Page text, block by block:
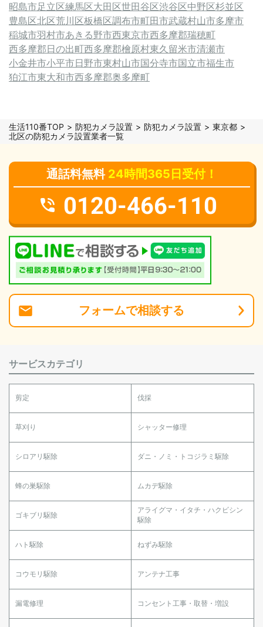
昭島市足立区練馬区大田区世田谷区渋谷区中野区杉並区
豊島区北区荒川区板橋区調布市町田市武蔵村山市多摩市
稲城市羽村市あきる野市西東京市西多摩郡瑞穂町
西多摩郡日の出町西多摩郡檜原村東久留米市清瀬市
小金井市小平市日野市東村山市国分寺市国立市福生市
狛江市東大和市西多摩郡奥多摩町
生活110番TOP 防犯カメラ設置 防犯カメラ設置
東京都
北区の防犯カメラ設置業者一覧
通話料無料 24時間365日受付！
0120-466-110
フォームで相談する
サービスカテゴリ
剪定 伐採
草刈り シャッター修理
シロアリ駆除 ダニ・ノミ・トコジラミ駆除
蜂の巣駆除 ムカデ駆除
ゴキブリ駆除
アライグマ・イタチ・ハクビシン
駆除
ハト駆除 ねずみ駆除
コウモリ駆除 アンテナ工事
漏電修理 コンセント工事・取替・増設